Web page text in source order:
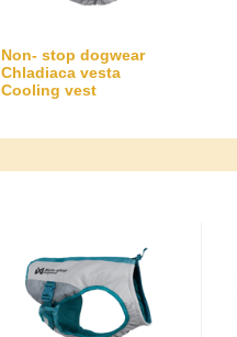
Non- stop dogwear
Chladiaca vesta
Cooling vest